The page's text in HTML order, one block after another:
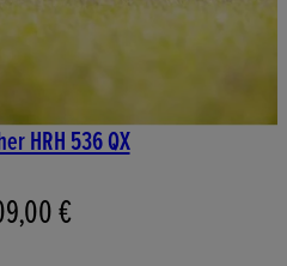
HRH 536 QX
€